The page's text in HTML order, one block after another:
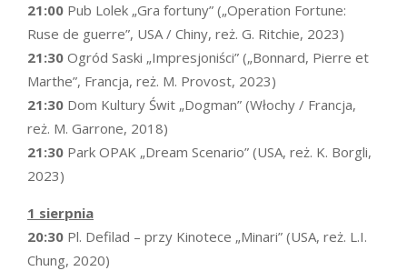
21:00 Pub Lolek „Gra fortuny” („Operation Fortune:
Ruse de guerre”, USA / Chiny, reż. G. Ritchie, 2023)
21:30 Ogród Saski „Impresjoniści” („Bonnard, Pierre et
Marthe”, Francja, reż. M. Provost, 2023)
21:30 Dom Kultury Świt „Dogman” (Włochy / Francja,
reż. M. Garrone, 2018)
21:30 Park OPAK „Dream Scenario” (USA, reż. K. Borgli,
2023)
1 sierpnia
20:30 Pl. Defilad – przy Kinotece „Minari” (USA, reż. L.I.
Chung, 2020)